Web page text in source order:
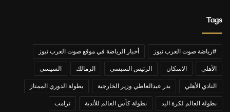
Tags
#رياضة صوت العرب نيوز أخبار الرياضة في موقع صوت العرب نيوز
الأهلي الاسكان الرئيس السيسي الزمالك السيسي
النادي الأهلي بدر عبدالعاطي وزير الخارجية بطولة الدوري الممتاز
بطولة العالم لكرة اليد بطولة كأس العالم للأندية ترامب